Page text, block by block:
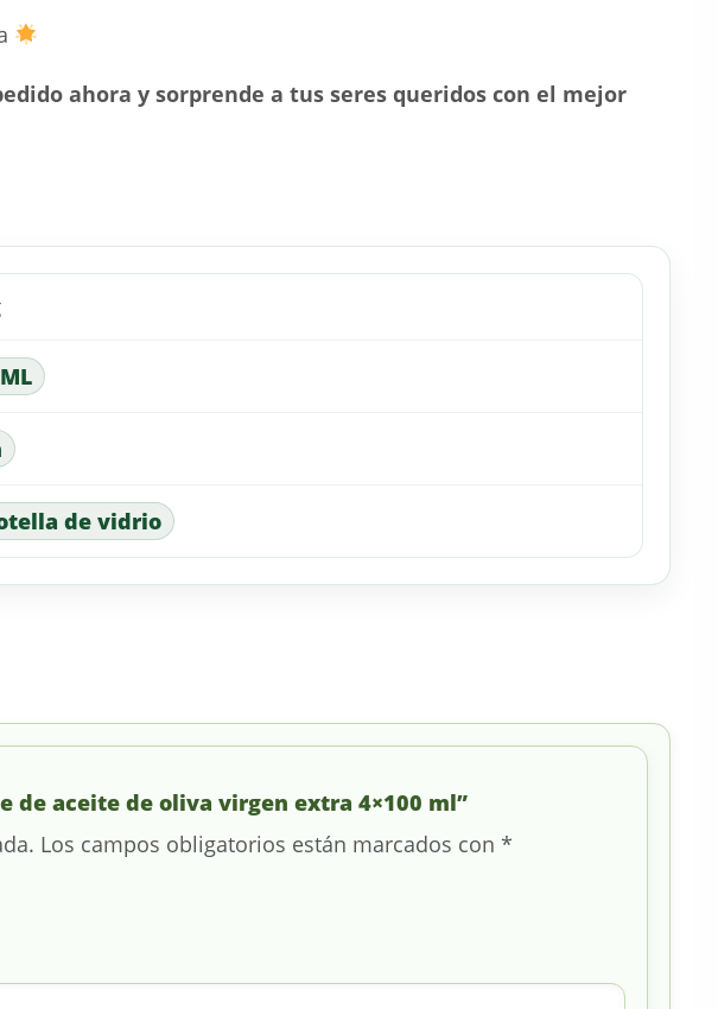
ahora y sorprende a tus seres queridos con el mejor
de vidrio
de aceite de oliva virgen extra 4×100 ml”
Los campos obligatorios están marcados con *